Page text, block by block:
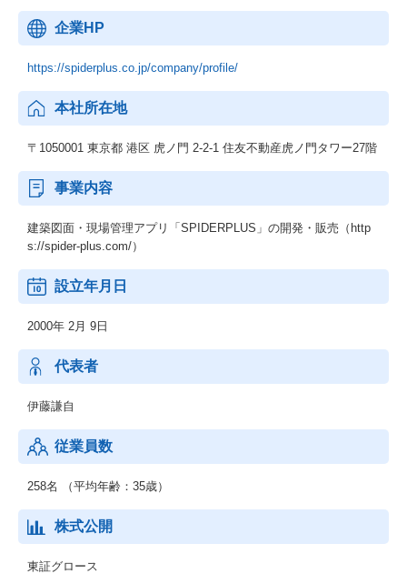
企業HP
https://spiderplus.co.jp/company/profile/
本社所在地
〒1050001 東京都 港区 虎ノ門 2-2-1 住友不動産虎ノ門タワー27階
事業内容
建築図面・現場管理アプリ「SPIDERPLUS」の開発・販売（http
s://spider-plus.com/）
設立年月日
2000年 2月 9日
代表者
伊藤謙自
従業員数
258名 （平均年齢：35歳）
株式公開
東証グロース